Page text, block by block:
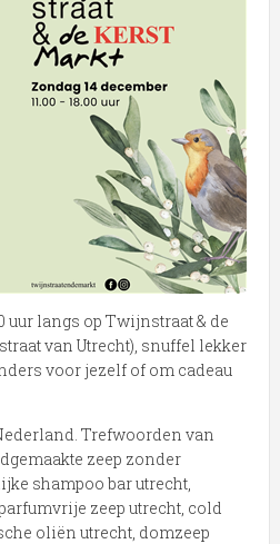
uur langs op Twijnstraat & de
van Utrecht), snuffel lekker
voor jezelf of om cadeau
Trefwoorden van
zeep zonder
shampoo bar utrecht,
zeep utrecht, cold
oliën utrecht, domzeep